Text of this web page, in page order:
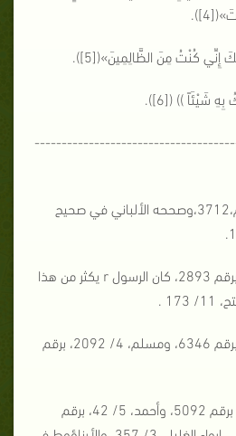
([1]) أحمد،1/ 391،برقم،3712،وصححه الألباني في صحيح
([2]) البخاري، 7/ 158، برقم 2893، كان الرسول r يكثر من هذا
.
([3]) البخاري، 7/ 154، برقم 6346، ومسلم، 4/ 2092، برقم
([4]) أبو داود، 4/ 324، برقم 5092، وأحمد، 5/ 42، برقم